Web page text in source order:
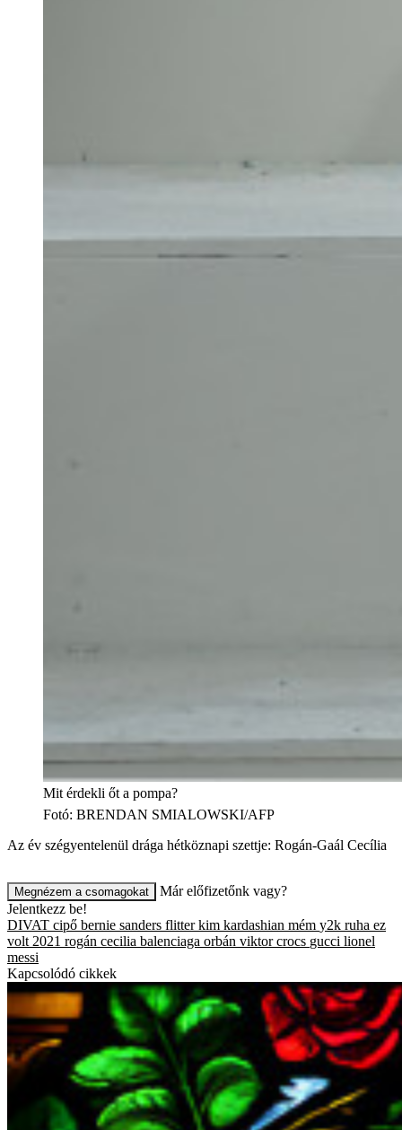
Mit érdekli őt a pompa?
Fotó: BRENDAN SMIALOWSKI/AFP
Az év szégyentelenül drága hétköznapi szettje: Rogán-Gaál Cecília
Megnézem a csomagokat
Már előfizetőnk vagy?
Jelentkezz be!
DIVAT cipő bernie sanders flitter kim kardashian mém y2k ruha ez
volt 2021 rogán cecilia balenciaga orbán viktor crocs gucci lionel
messi
Kapcsolódó cikkek